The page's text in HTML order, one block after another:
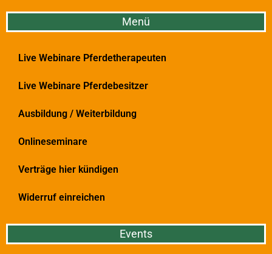
Menü
Live Webinare Pferdetherapeuten
Live Webinare Pferdebesitzer
Ausbildung / Weiterbildung
Onlineseminare
Verträge hier kündigen
Widerruf einreichen
Events